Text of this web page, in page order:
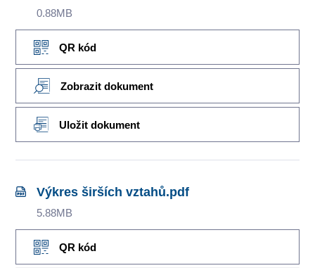
0.88MB
QR kód
Zobrazit dokument
Uložit dokument
Výkres širších vztahů.pdf
5.88MB
QR kód